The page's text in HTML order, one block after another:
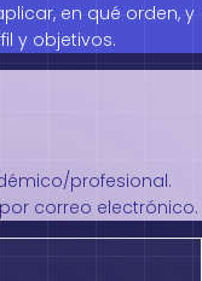
en qué orden, y
y objetivos.
profesional.
correo electrónico.